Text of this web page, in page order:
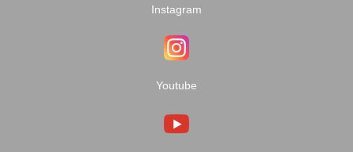
Instagram
Youtube